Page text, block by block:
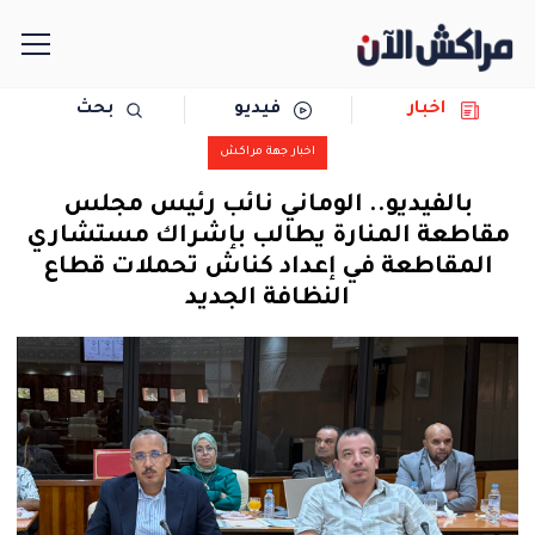
سياسة
حوادث
المرأة
اخبار فيديو بحث
اخبار جهة مراكش
بالفيديو.. الوماني نائب رئيس مجلس
مقاطعة المنارة يطالب بإشراك مستشاري
المقاطعة في إعداد كناش تحملات قطاع
النظافة الجديد